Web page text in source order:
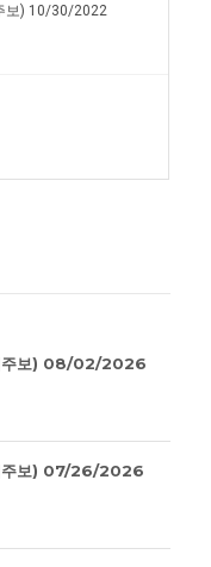
보) 10/30/2022
보) 08/02/2026
보) 07/26/2026